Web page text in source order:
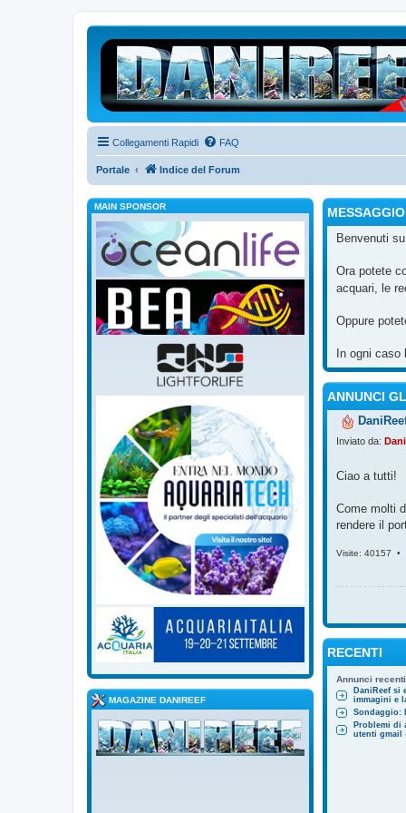
Collegamenti Rapidi FAQ
Portale Indice del Forum
Benvenuti su
Ora potete
acquari, le
Oppure
In ogni caso
ANNUNCI
Inviato da:
Ciao a tutti!
Come molti
rendere il
Visite: 40157 •
RECENTI
Annunci recenti
DaniReef si
immagini e
Sondaggio:
Problemi di
utenti gmail
MAIN SPONSOR
MAGAZINE DANIREEF